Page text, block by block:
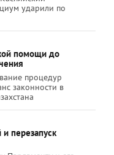
ударили по
помощи до
процедур
законности в
перезапуск